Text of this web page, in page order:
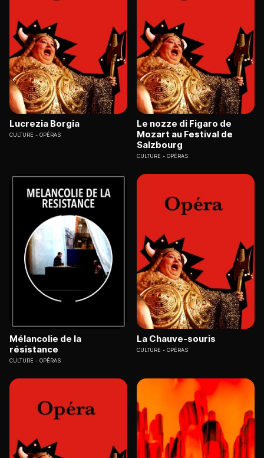
Lucrezia Borgia
CULTURE OPÉRAS
Le nozze di Figaro de
Mozart au Festival de
Salzbourg
CULTURE OPÉRAS
Mélancolie de la
résistance
CULTURE OPÉRAS
La Chauve-souris
CULTURE OPÉRAS